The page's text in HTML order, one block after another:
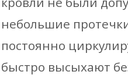
небольшие
постоянно
быстро высыхают